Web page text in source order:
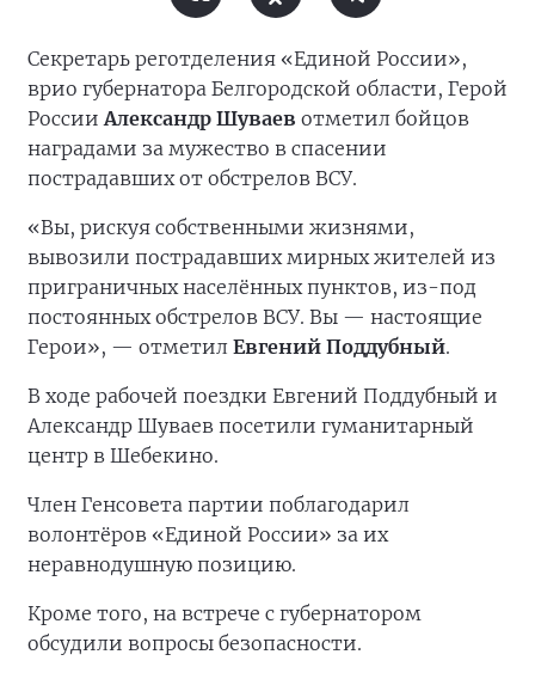
Секретарь реготделения «Единой России»,
врио губернатора Белгородской области, Герой
РоссииАлександр Шуваев отметил бойцов
наградами за мужество в спасении
пострадавших от обстрелов ВСУ.
«Вы, рискуя собственными жизнями,
вывозили пострадавших мирных жителей из
приграничных населённых пунктов, из-под
постоянных обстрелов ВСУ. Вы — настоящие
Герои», — отметил Евгений Поддубный.
В ходе рабочей поездки Евгений Поддубный и
Александр Шуваев посетили гуманитарный
центр в Шебекино.
Член Генсовета партии поблагодарил
волонтёров «Единой России» за их
неравнодушную позицию.
Кроме того, на встрече с губернатором
обсудили вопросы безопасности.